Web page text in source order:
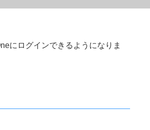
にログインできるようになりま